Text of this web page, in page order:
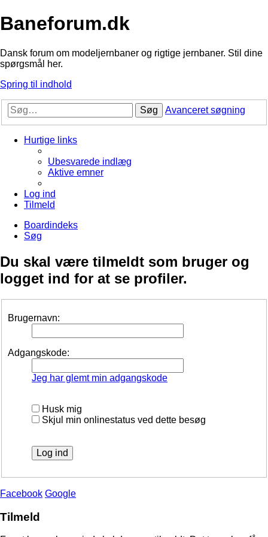
Baneforum.dk
Dansk forum om modeljernbaner og rigtige jernbaner. Stil dine
spørgsmål her.
Spring til indhold
Søg Avanceret søgning
Hurtige links
Ubesvarede indlæg
Aktive emner
Log ind
Tilmeld
Boardindeks
Søg
Du skal være tilmeldt som bruger og
logget ind for at se profiler.
Brugernavn:
Adgangskode:
Jeg har glemt min adgangskode
Husk mig
Skjul min onlinestatus ved dette besøg
Facebook Google
Tilmeld